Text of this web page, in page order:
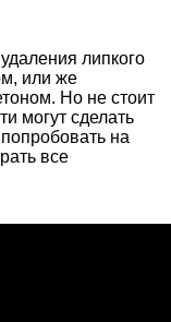
липкого
или же
Но не стоит
могут сделать
на
все